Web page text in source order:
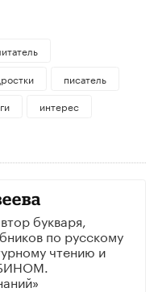
писатель
интерес
букваря,
по русскому
чтению и